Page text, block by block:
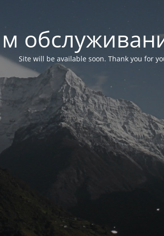
Site will be available soon. Thank you for